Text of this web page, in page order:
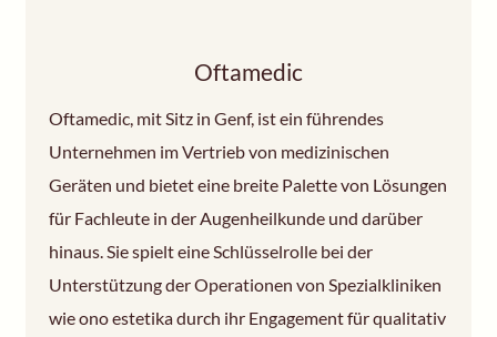
Oftamedic
Oftamedic, mit Sitz in Genf, ist ein führendes
Unternehmen im Vertrieb von medizinischen
Geräten und bietet eine breite Palette von Lösungen
für Fachleute in der Augenheilkunde und darüber
hinaus. Sie spielt eine Schlüsselrolle bei der
Unterstützung der Operationen von Spezialkliniken
wie ono estetika durch ihr Engagement für qualitativ